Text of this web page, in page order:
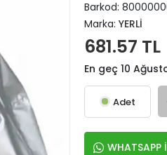
Barkod:
Marka: YERLİ
681.57 TL
En geç 10
Adet
WHATSAPP